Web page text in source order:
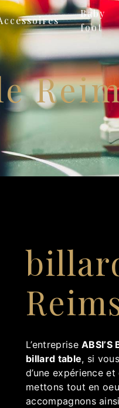
Baby
foot
L’entrepriseABSI’S
billard table, si
d’une expérience
mettons tout en
accompagnons